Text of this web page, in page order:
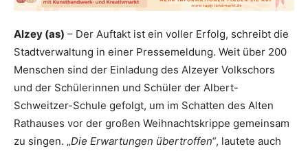
Alzey (as) – Der Auftakt ist ein voller Erfolg, schreibt die
Stadtverwaltung in einer Pressemeldung. Weit über 200
Menschen sind der Einladung des Alzeyer Volkschors
und der Schülerinnen und Schüler der Albert-
Schweitzer-Schule gefolgt, um im Schatten des Alten
Rathauses vor der großen Weihnachtskrippe gemeinsam
zu singen. „Die Erwartungen übertroffen“, lautete auch